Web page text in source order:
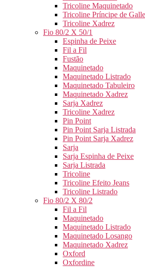
Tricoline Maquinetado
Tricoline Príncipe de
Tricoline Xadrez
Fio 80/2 X 50/1
Espinha de Peixe
Fil a Fil
Fustão
Maquinetado
Maquinetado Listrado
Maquinetado Tabuleiro
Maquinetado Xadrez
Sarja Xadrez
Tricoline Xadrez
Pin Point
Pin Point Sarja Listrada
Pin Point Sarja Xadrez
Sarja
Sarja Espinha de Peixe
Sarja Listrada
Tricoline
Tricoline Efeito Jeans
Tricoline Listrado
Fio 80/2 X 80/2
Fil a Fil
Maquinetado
Maquinetado Listrado
Maquinetado Losango
Maquinetado Xadrez
Oxford
Oxfordine